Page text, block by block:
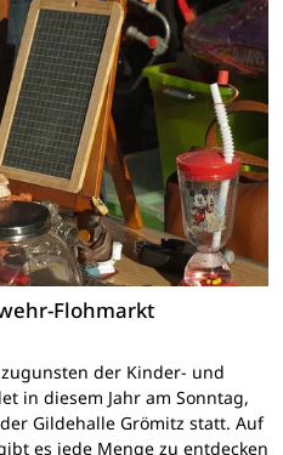
Flohmarkt
der Kinder- und
in diesem Jahr am Sonntag,
Gildehalle Grömitz statt. Auf
es jede Menge zu entdecken